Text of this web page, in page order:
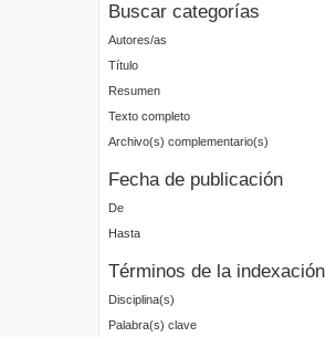
Buscar categorías
Autores/as
Título
Resumen
Texto completo
Archivo(s) complementario(s)
Fecha de publicación
De
Hasta
Términos de la indexación
Disciplina(s)
Palabra(s) clave